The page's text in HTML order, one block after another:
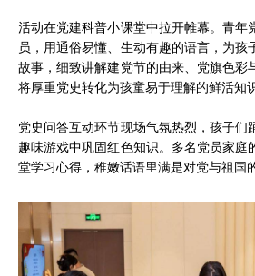
活动在党建科普小课堂中拉开帷幕。青年
员，用通俗易懂、生动有趣的语言，为孩
故事，细致讲解建党节的由来、党旗色彩
将厚重党史转化为孩童易于理解的鲜活知识
党史问答互动环节现场气氛热烈，孩子们
趣味游戏中巩固红色知识。多名党员家庭
堂学习心得，稚嫩话语里满是对党与祖国